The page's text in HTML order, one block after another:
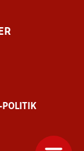
POLITIK